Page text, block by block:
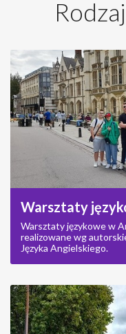
Warsztaty
Warsztaty językowe w
realizowane wg
Języka Angielskiego.